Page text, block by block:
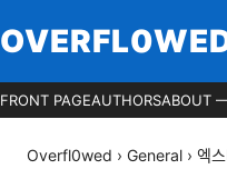
FRONT PAGEAUTHORSABOUT
Overfl0wed › General › 엑